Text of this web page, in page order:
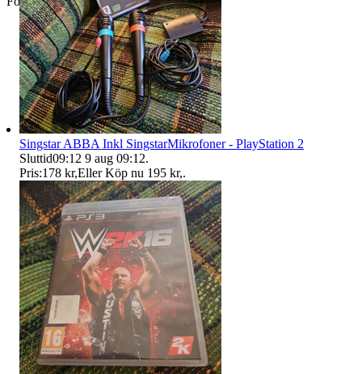
Singstar ABBA Inkl SingstarMikrofoner - PlayStation 2
Sluttid09:12 9 aug 09:12.
Pris:178 kr,Eller Köp nu 195 kr,.